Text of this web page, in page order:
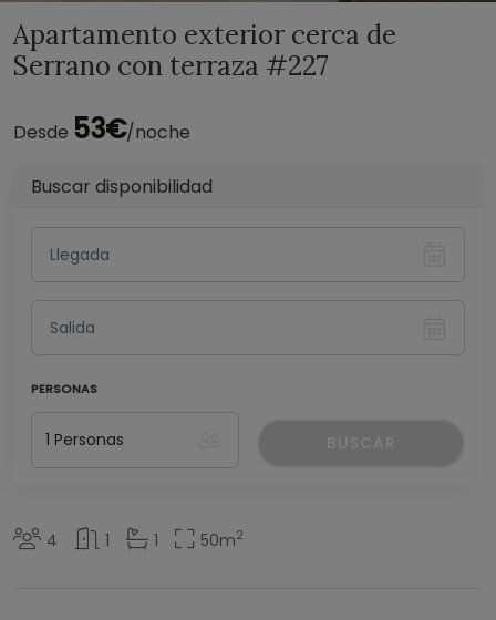
Apartamento exterior cerca de
Serrano con terraza #227
Desde 53€/noche
Buscar disponibilidad
PERSONAS
4 1 1 50m2